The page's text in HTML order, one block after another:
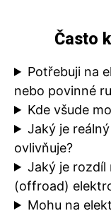
Často
Potřebuji na
nebo povinné
Kde všude
Jaký je
ovlivňuje?
Jaký je rozdíl
(offroad)
Mohu na